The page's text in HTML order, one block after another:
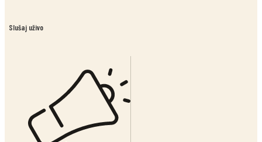
Slušaj uživo